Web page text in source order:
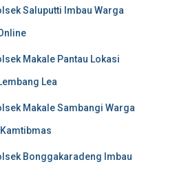
Saluputti Imbau Warga
Makale Pantau Lokasi
Lea
Makale Sambangi Warga
Bonggakaradeng Imbau